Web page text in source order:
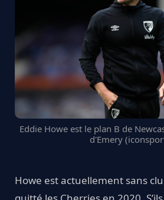
Eddie Howe est le plan B de
d'Emery
Howe est actuellement sans